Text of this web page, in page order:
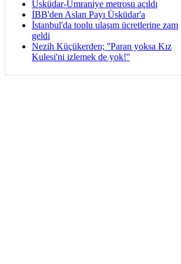
Üsküdar-Ümraniye metrosu açıldı
İBB'den Aslan Payı Üsküdar'a
İstanbul'da toplu ulaşım ücretlerine zam
geldi
Nezih Küçükerden; ''Paran yoksa Kız
Kulesi'ni izlemek de yok!''